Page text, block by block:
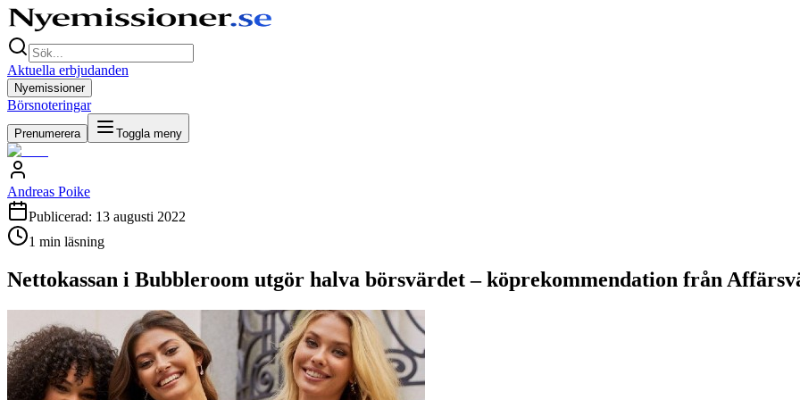
Aktuella erbjudanden
Nyemissioner
Börsnoteringar
Prenumerera Toggla meny
Andreas Poike
Publicerad: 13 augusti 2022
1 min läsning
Nettokassan i Bubbleroom utgör halva börsvärdet – köprekommendation från